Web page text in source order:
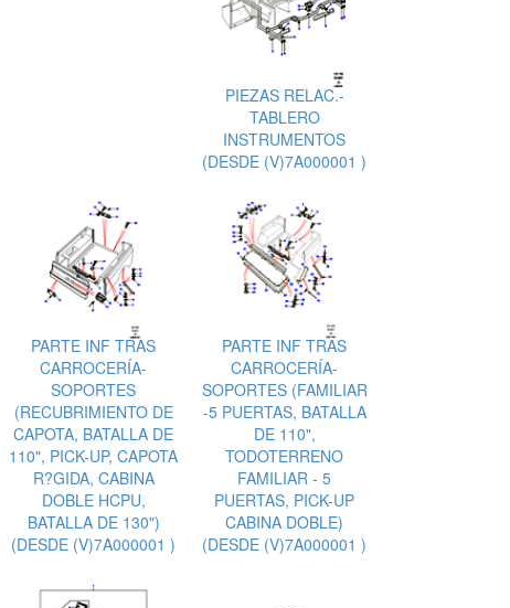
PIEZAS RELAC.-
TABLERO
INSTRUMENTOS
(DESDE (V)7A000001 )
PARTE INF TRAS
CARROCERÍA-
SOPORTES
(RECUBRIMIENTO DE
CAPOTA, BATALLA DE
110", PICK-UP, CAPOTA
R?GIDA, CABINA
DOBLE HCPU,
BATALLA DE 130")
(DESDE (V)7A000001 )
PARTE INF TRAS
CARROCERÍA-
SOPORTES (FAMILIAR
-5 PUERTAS, BATALLA
DE 110",
TODOTERRENO
FAMILIAR - 5
PUERTAS, PICK-UP
CABINA DOBLE)
(DESDE (V)7A000001 )